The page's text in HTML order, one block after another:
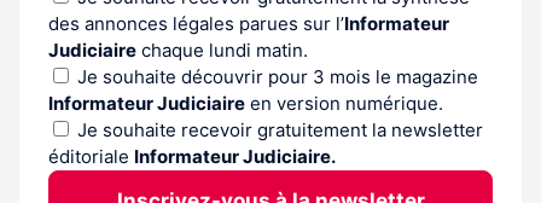
des annonces légales parues sur l’Informateur
Judiciaire chaque lundi matin.
Je souhaite découvrir pour 3 mois le magazine
Informateur Judiciaire en version numérique.
Je souhaite recevoir gratuitement la newsletter
éditoriale Informateur Judiciaire.